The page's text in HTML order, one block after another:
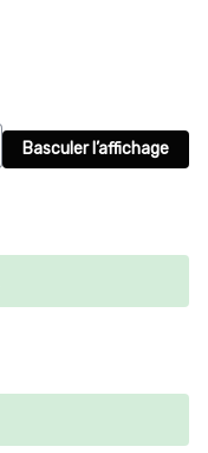
Basculer l’affichage